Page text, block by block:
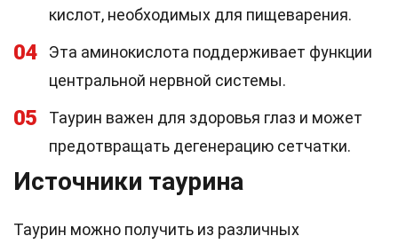
кислот, необходимых для пищеварения.
04
Эта аминокислота поддерживает функции
центральной нервной системы.
05
Таурин важен для здоровья глаз и может
предотвращать дегенерацию сетчатки.
Источники таурина
Таурин можно получить из различных